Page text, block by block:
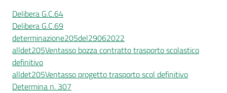
Delibera G.C.64
Delibera G.C.69
determinazione205del29062022
alldet205Ventasso bozza contratto trasporto scolastico
definitivo
alldet205Ventasso progetto trasporto scol definitivo
Determina n. 307